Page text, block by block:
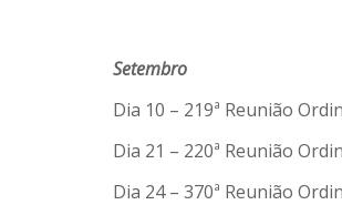
Setembro
Dia 10 – 219ª Reunião
Dia 21 – 220ª Reunião
Dia 24 – 370ª Reunião